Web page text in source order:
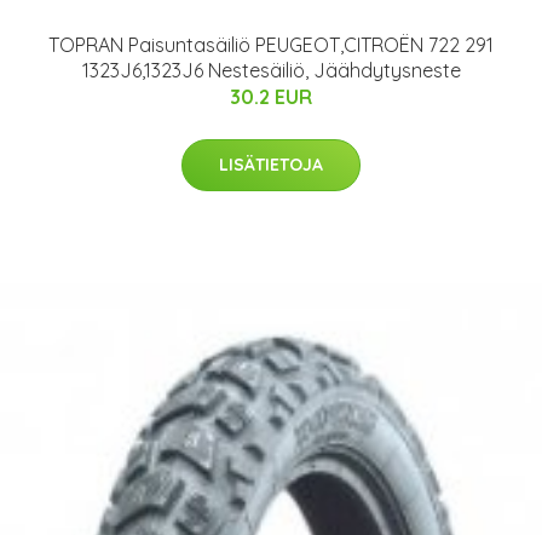
TOPRAN Paisuntasäiliö PEUGEOT,CITROËN 722 291
1323J6,1323J6 Nestesäiliö, Jäähdytysneste
30.2 EUR
LISÄTIETOJA